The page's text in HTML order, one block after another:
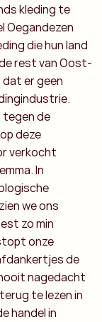
kleding te
Oegandezen
die hun land
rest van Oost-
dat er geen
tegen de
deze
verkocht
In
we ons
zo min
onze
de
nagedacht
te lezen in
handel in